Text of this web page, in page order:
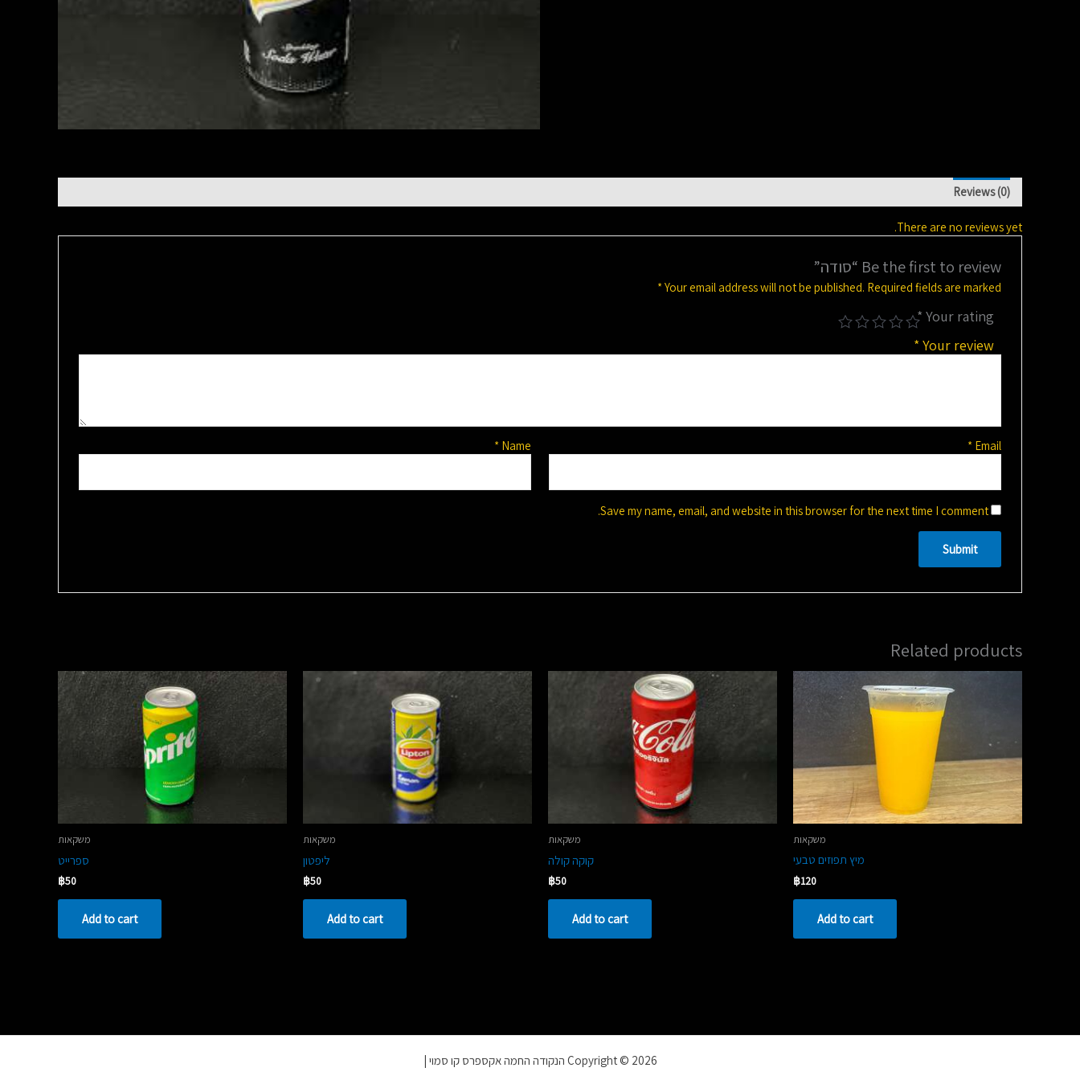
Reviews (0)
There are no reviews yet.
Be the first to review “סודה”
Your email address will not be published. Required fields are marked
*
Your rating
*
Your review
*
Name
* Email
*
Save my name, email, and website in this browser for the next time I comment.
Related products
משקאות
מיץ תפוזים טבעי
฿120
Add to cart
משקאות
קוקה קולה
฿50
Add to cart
משקאות
ליפטון
฿50
Add to cart
משקאות
ספרייט
฿50
Add to cart
Copyright © 2026 הנקודה החמה אקספרס קו סמוי |